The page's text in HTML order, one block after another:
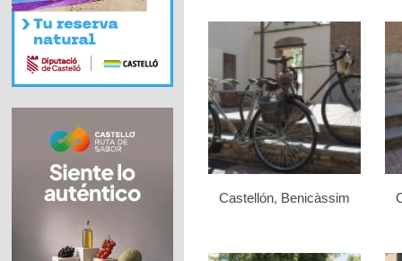
Castellón, Benicàssim